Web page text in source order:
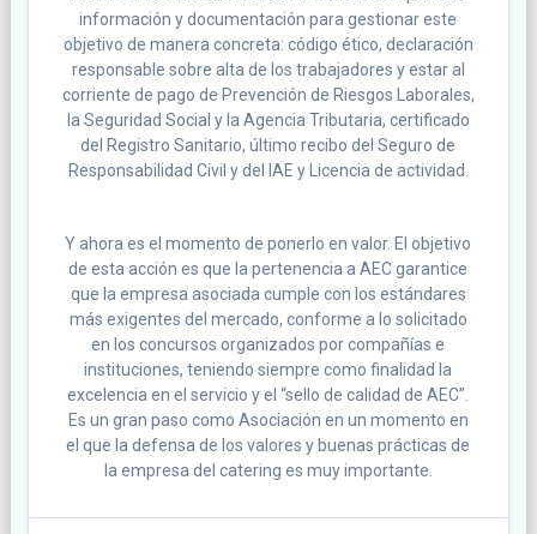
información y documentación para gestionar este
objetivo de manera concreta: código ético, declaración
responsable sobre alta de los trabajadores y estar al
corriente de pago de Prevención de Riesgos Laborales,
la Seguridad Social y la Agencia Tributaria, certificado
del Registro Sanitario, último recibo del Seguro de
Responsabilidad Civil y del IAE y Licencia de actividad.
Y ahora es el momento de ponerlo en valor. El objetivo
de esta acción es que la pertenencia a AEC garantice
que la empresa asociada cumple con los estándares
más exigentes del mercado, conforme a lo solicitado
en los concursos organizados por compañías e
instituciones, teniendo siempre como finalidad la
excelencia en el servicio y el “sello de calidad de AEC”.
Es un gran paso como Asociación en un momento en
el que la defensa de los valores y buenas prácticas de
la empresa del catering es muy importante.